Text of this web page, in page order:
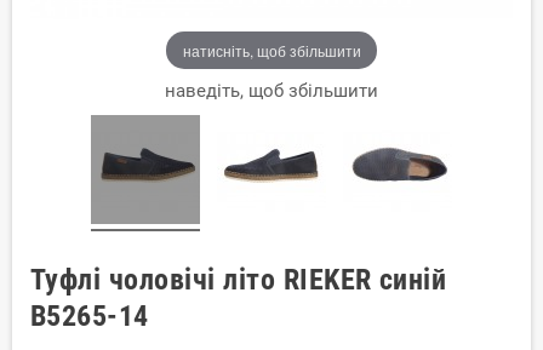
натисніть, щоб збільшити
наведіть, щоб збільшити
Туфлі чоловічі літо RIEKER синій
B5265-14